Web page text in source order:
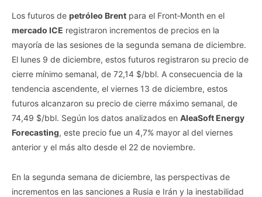
Los futuros de petróleo Brent para el Front‑Month en el
mercado ICE registraron incrementos de precios en la
mayoría de las sesiones de la segunda semana de diciembre.
El lunes 9 de diciembre, estos futuros registraron su precio de
cierre mínimo semanal, de 72,14 $/bbl. A consecuencia de la
tendencia ascendente, el viernes 13 de diciembre, estos
futuros alcanzaron su precio de cierre máximo semanal, de
74,49 $/bbl. Según los datos analizados en AleaSoft Energy
Forecasting, este precio fue un 4,7% mayor al del viernes
anterior y el más alto desde el 22 de noviembre.
En la segunda semana de diciembre, las perspectivas de
incrementos en las sanciones a Rusia e Irán y la inestabilidad